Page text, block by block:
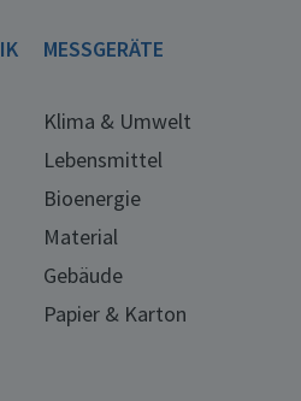
MESSGERÄTE
Klima & Umwelt
Lebensmittel
Bioenergie
Material
Gebäude
Papier & Karton